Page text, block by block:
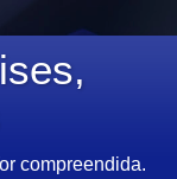
compreendida.